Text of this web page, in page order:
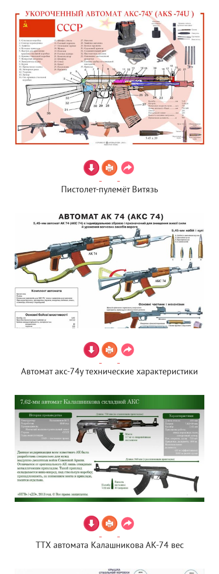
Пистолет-пулемёт Витязь
Автомат акс-74у технические характеристики
ТТХ автомата Калашникова АК-74 вес